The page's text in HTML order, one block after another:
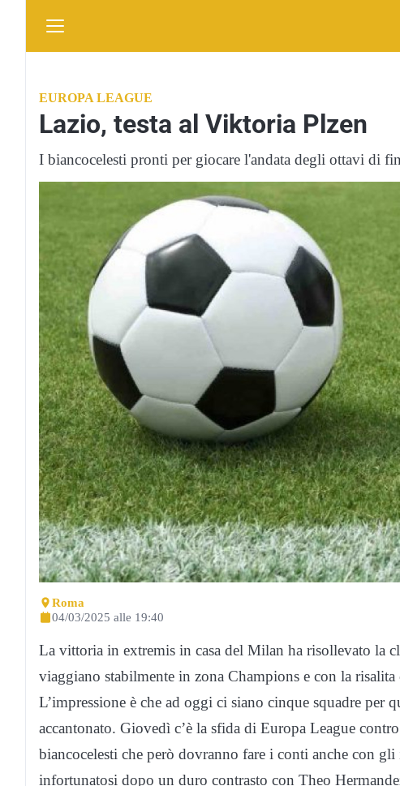
EUROPA LEAGUE
Lazio, testa al Viktoria Plzen
I biancocelesti pronti per giocare l'andata degli ottavi di
Roma
04/03/2025 alle 19:40
La vittoria in extremis in casa del Milan ha risollevato la
viaggiano stabilmente in zona Champions e con la
L’impressione è che ad oggi ci siano cinque squadre
accantonato. Giovedì c’è la sfida di Europa League
biancocelesti che però dovranno fare i conti anche con
infortunatosi dopo un duro contrasto con Theo